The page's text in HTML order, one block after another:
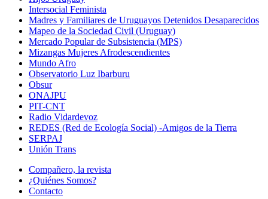
Intersocial Feminista
Madres y Familiares de Uruguayos Detenidos Desaparecidos
Mapeo de la Sociedad Civil (Uruguay)
Mercado Popular de Subsistencia (MPS)
Mizangas Mujeres Afrodescendientes
Mundo Afro
Observatorio Luz Ibarburu
Obsur
ONAJPU
PIT-CNT
Radio Vidardevoz
REDES (Red de Ecología Social) -Amigos de la Tierra
SERPAJ
Unión Trans
Compañero, la revista
¿Quiénes Somos?
Contacto